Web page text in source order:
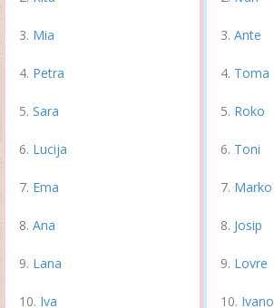
Mia
Petra
Sara
Lucija
Ema
Ana
Lana
Iva
Ante
Toma
Roko
Toni
Marko
Josip
Lovre
Ivano